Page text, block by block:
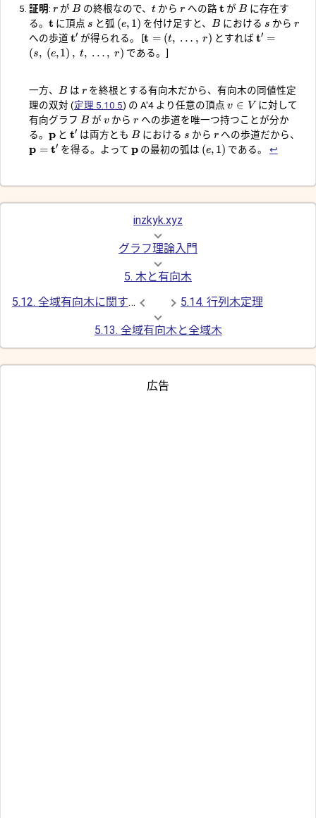
証明: r がB の終根なので、t からr への路 t が B に存在す
る。 t に頂点 s と弧 (e, 1) を付け足すと、 B における s から r
への歩道 t′ が得られる。 [t = (t, … , r) とすれば t′ =
(s, (e,1) , t, … , r) である。]
一方、 B は r を終根とする有向木だから、有向木の同値性定
理の双対 (定理 5.10.5) の A'4 より任意の頂点 v ∈ V に対して
有向グラフ B が v からr への歩道を唯一つ持つことが分か
る。 p と t′ は両方とも B における s から r への歩道だから、
p = t′ を得る。よってp の最初の弧は (e, 1) である。 ↩︎
inzkyk.xyz
グラフ理論入門
5. 木と有向木
5.12. 全域有向木に関する系
5.14. 行列木定理
5.13. 全域有向木と全域木
広告